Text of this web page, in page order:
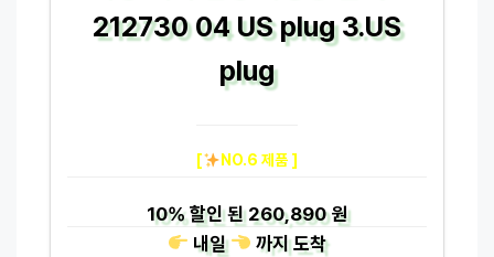
212730 04 US plug 3.US
plug
[ NO.6 제품 ]
10%할인 된260,890 원
내일
까지도착